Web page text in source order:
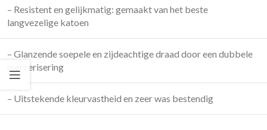
– Resistent en gelijkmatig: gemaakt van het beste
langvezelige katoen
– Glanzende soepele en zijdeachtige draad door een dubbele
mercerisering
– Uitstekende kleurvastheid en zeer was bestendig